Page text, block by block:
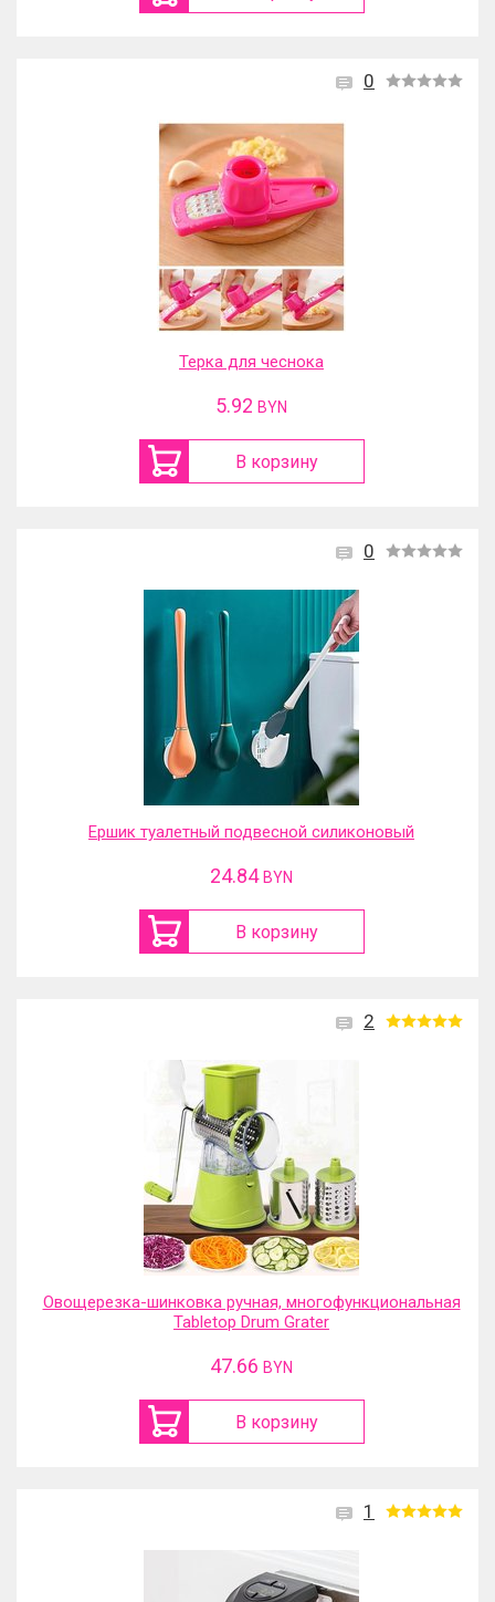
0
Терка для чеснока
5.92 BYN
В корзину
0
Ершик туалетный подвесной силиконовый
24.84 BYN
В корзину
2
Овощерезка-шинковка ручная, многофункциональная
Tabletop Drum Grater
47.66 BYN
В корзину
1